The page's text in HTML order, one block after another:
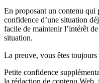
En proposant un contenu qui
confidence d’une situation
facile de maintenir l’intérêt
situation.
La preuve, vous êtes
Petite confidence
la rédaction de contenu